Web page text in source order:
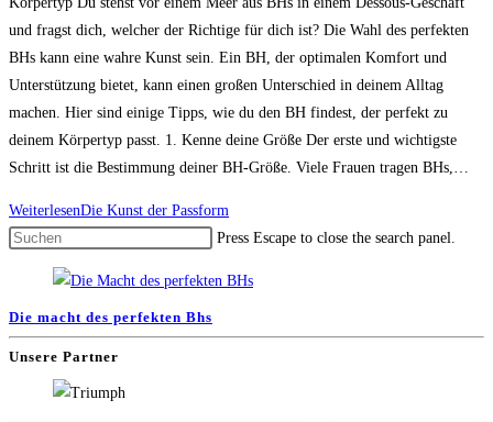
und fragst dich, welcher der Richtige für dich ist? Die Wahl des perfekten
BHs kann eine wahre Kunst sein. Ein BH, der optimalen Komfort und
Unterstützung bietet, kann einen großen Unterschied in deinem Alltag
machen. Hier sind einige Tipps, wie du den BH findest, der perfekt zu
deinem Körpertyp passt. 1. Kenne deine Größe Der erste und wichtigste
Schritt ist die Bestimmung deiner BH-Größe. Viele Frauen tragen BHs,…
WeiterlesenDie Kunst der Passform
Press Escape to close the search panel.
Die macht des perfekten Bhs
Unsere Partner